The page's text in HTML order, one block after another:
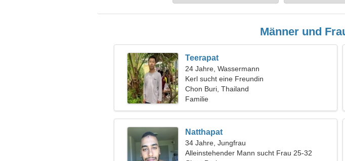
Männer und
Teerapat
24 Jahre, Wassermann
Kerl sucht eine Freundin
Chon Buri, Thailand
Familie
Natthapat
34 Jahre, Jungfrau
Alleinstehender Mann sucht Frau 25-32